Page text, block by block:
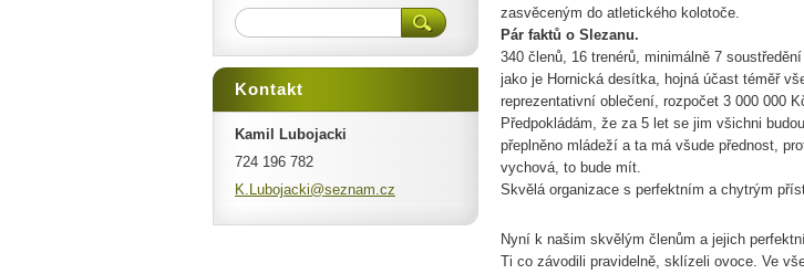
zasvěceným do atletického kolotoče.
Pár faktů o Slezanu.
340 členů, 16 trenérů, minimálně 7
jako je Hornická desítka, hojná účast téměř
reprezentativní oblečení, rozpočet 3 000 000
Předpokládám, že za 5 let se jim všichni
přeplněno mládeží a ta má všude přednost,
vychová, to bude mít.
Skvělá organizace s perfektním a chytrým
Nyní k našim skvělým členům a jejich
Ti co závodili pravidelně, sklízeli ovoce. Ve
Kontakt
Kamil Lubojacki
724 196 782
K.Lubojacki@seznam.cz